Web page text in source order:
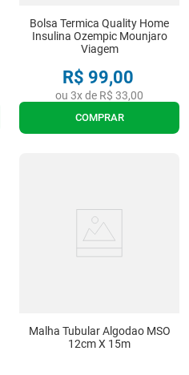
Bolsa Termica Quality Home
Insulina Ozempic Mounjaro
Viagem
R$ 99,00
ou 3x de R$ 33,00
COMPRAR
Malha Tubular Algodao MSO
12cm X 15m